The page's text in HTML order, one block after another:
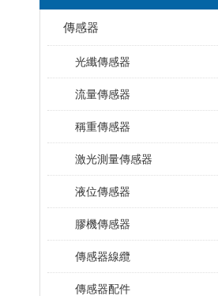
傳感器
光纖傳感器
流量傳感器
稱重傳感器
激光測量傳感器
液位傳感器
膠機傳感器
傳感器線纜
傳感器配件